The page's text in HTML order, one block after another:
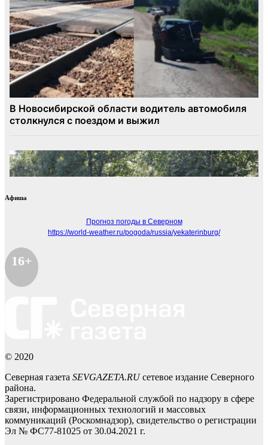
Афиша
Прогноз погоды в Северном
https://world-weather.ru/pogoda/russia/yekaterinburg/
16+
© 2020
Северная газета SEVGAZETA.RUсетевое издание Северного
района.
Зарегистрировано Федеральной службой по надзору в сфере
связи, информационных технологий и массовых
коммуникаций (Роскомнадзор), свидетельство о регистрации
Эл № ФС77-81025 от 30.04.2021 г.